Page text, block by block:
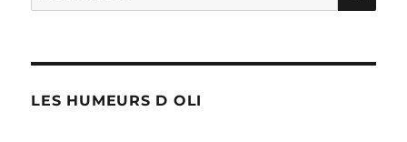
pour :
LES HUMEURS D OLI